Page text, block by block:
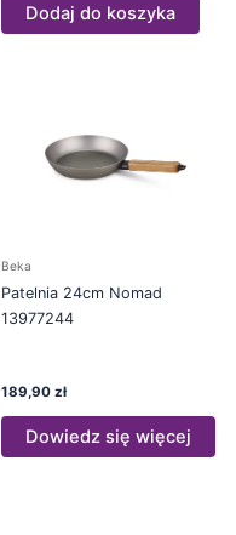
Dodaj do koszyka
Beka
Patelnia 24cm Nomad
13977244
189,90 zł
Dowiedz się więcej